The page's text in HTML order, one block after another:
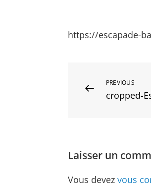
https://escapade-
Navigation
Previous
Post
PREVIOUS
cropped-
Laisser un
Vous devez vous